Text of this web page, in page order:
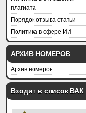
плагиата
Порядок отзыва статьи
Политика в сфере ИИ
АРХИВ НОМЕРОВ
Архив номеров
Входит в список ВАК